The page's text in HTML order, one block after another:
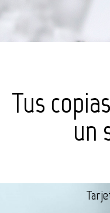
Tus
un